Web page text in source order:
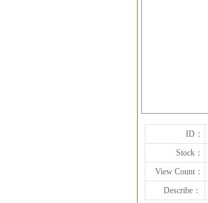
ID：
Stock：
View Count：
Describe：